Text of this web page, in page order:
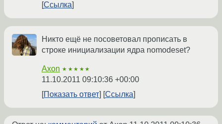
Ссылка
Никто ещë не посоветовал прописать в
строке инициализации ядра nomodeset?
Axon ★★★★★
11.10.2011 09:10:36 +00:00
Показать ответ
Ссылка